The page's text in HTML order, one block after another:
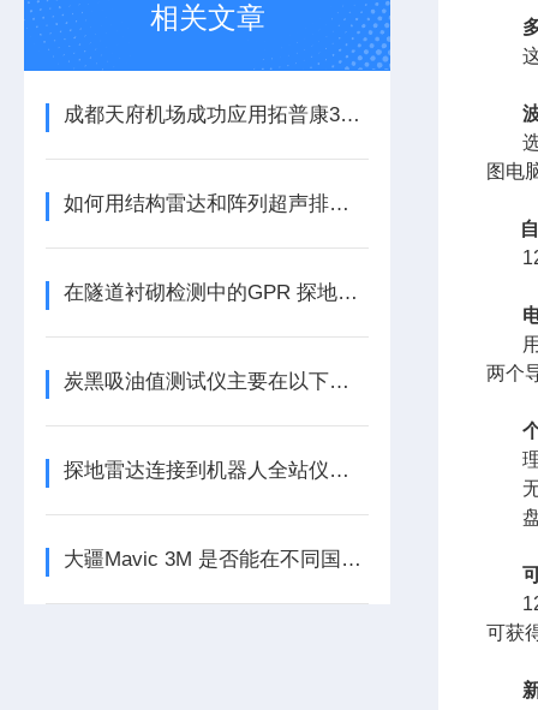
相关文章
成都天府机场成功应用拓普康3D毫米GPS摊铺控制系统
如何用结构雷达和阵列超声排查新建隧道渗水点？
在隧道衬砌检测中的GPR 探地雷达应用
炭黑吸油值测试仪主要在以下四个应用领域
探地雷达连接到机器人全站仪的实时地下测绘
大疆Mavic 3M 是否能在不同国家区域进行飞行？
图电
两个
可获